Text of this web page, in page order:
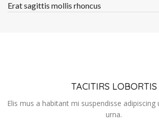
Erat sagittis mollis rhoncus
TACITIRS LOBORTIS
Elis mus a habitant mi suspendisse
urna.